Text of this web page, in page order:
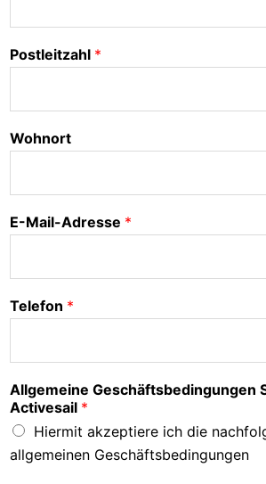
Postleitzahl *
Wohnort
E-Mail-Adresse *
Telefon *
Allgemeine Geschäftsbedingungen
Activesail *
Hiermit akzeptiere ich die
allgemeinen Geschäftsbedingungen